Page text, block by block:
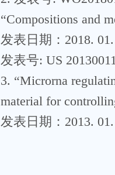
“Compositions and
发表日期：2018.
发表号: US
3. “Microrna
material for
发表日期：2013.